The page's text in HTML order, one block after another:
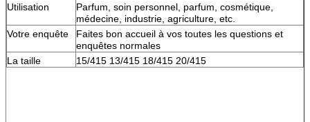
Utilisation
Parfum, soin personnel, parfum, cosmétique,
médecine, industrie, agriculture, etc.
Votre enquête
Faites bon accueil à vos toutes les questions et
enquêtes normales
La taille
15/415 13/415 18/415 20/415